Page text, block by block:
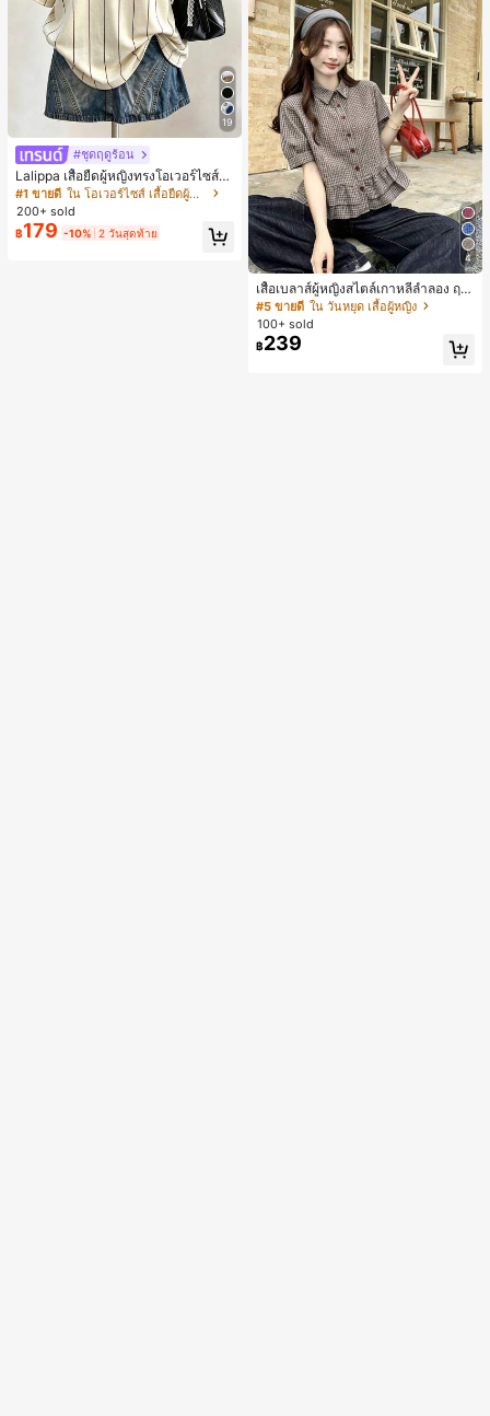
19
#ชุดฤดูร้อน
Lalippa เสื้อยืดผู้หญิงทรงโอเวอร์ไซส์ค
วามยาวกลาง คอกลม ไหล่ตก ลายพิมพ์
ตัวอักษรและลายทางแนวตั้ง สไตล์แฟชั่
นมินิมอล ของขวัญให้เพื่อน
#1 ขายดี
ใน โอเวอร์ไซส์ เสื้อยืดผู้หญิง
200+ sold
฿179 -10% 2 วันสุดท้าย
4
เสื้อเบลาส์ผู้หญิงสไตล์เกาหลีลำลอง ฤดู
ใบไม้ผลิ/ฤดูร้อนใหม่ ชายระบาย ชิคแล
ะหรูหรา
#5 ขายดี ใน วันหยุด เสื้อผู้หญิง
100+ sold
฿239